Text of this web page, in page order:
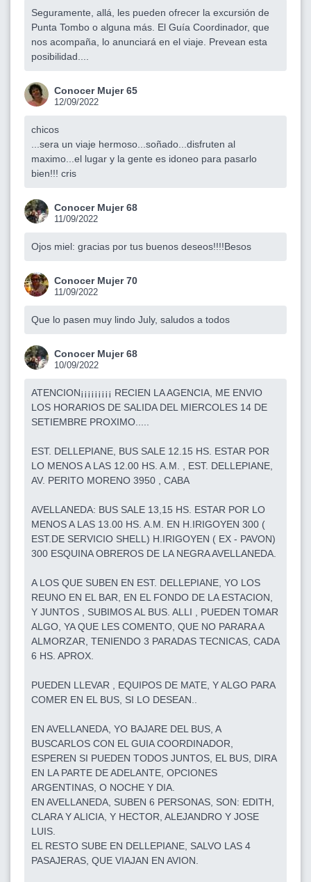
Seguramente, allá, les pueden ofrecer la excursión de
Punta Tombo o alguna más. El Guía Coordinador, que
nos acompaña, lo anunciará en el viaje. Prevean esta
posibilidad....
Conocer Mujer 65
12/09/2022
chicos
...sera un viaje hermoso...soñado...disfruten al
maximo...el lugar y la gente es idoneo para pasarlo
bien!!! cris
Conocer Mujer 68
11/09/2022
Ojos miel: gracias por tus buenos deseos!!!!Besos
Conocer Mujer 70
11/09/2022
Que lo pasen muy lindo July, saludos a todos
Conocer Mujer 68
10/09/2022
ATENCION¡¡¡¡¡¡¡¡¡ RECIEN LA AGENCIA, ME ENVIO
LOS HORARIOS DE SALIDA DEL MIERCOLES 14 DE
SETIEMBRE PROXIMO.....
EST. DELLEPIANE, BUS SALE 12.15 HS. ESTAR POR
LO MENOS A LAS 12.00 HS. A.M. , EST. DELLEPIANE,
AV. PERITO MORENO 3950 , CABA
AVELLANEDA: BUS SALE 13,15 HS. ESTAR POR LO
MENOS A LAS 13.00 HS. A.M. EN H.IRIGOYEN 300 (
EST.DE SERVICIO SHELL) H.IRIGOYEN ( EX - PAVON)
300 ESQUINA OBREROS DE LA NEGRA AVELLANEDA.
A LOS QUE SUBEN EN EST. DELLEPIANE, YO LOS
REUNO EN EL BAR, EN EL FONDO DE LA ESTACION,
Y JUNTOS , SUBIMOS AL BUS. ALLI , PUEDEN TOMAR
ALGO, YA QUE LES COMENTO, QUE NO PARARA A
ALMORZAR, TENIENDO 3 PARADAS TECNICAS, CADA
6 HS. APROX.
PUEDEN LLEVAR , EQUIPOS DE MATE, Y ALGO PARA
COMER EN EL BUS, SI LO DESEAN..
EN AVELLANEDA, YO BAJARE DEL BUS, A
BUSCARLOS CON EL GUIA COORDINADOR,
ESPEREN SI PUEDEN TODOS JUNTOS, EL BUS, DIRA
EN LA PARTE DE ADELANTE, OPCIONES
ARGENTINAS, O NOCHE Y DIA.
EN AVELLANEDA, SUBEN 6 PERSONAS, SON: EDITH,
CLARA Y ALICIA, Y HECTOR, ALEJANDRO Y JOSE
LUIS.
EL RESTO SUBE EN DELLEPIANE, SALVO LAS 4
PASAJERAS, QUE VIAJAN EN AVION.